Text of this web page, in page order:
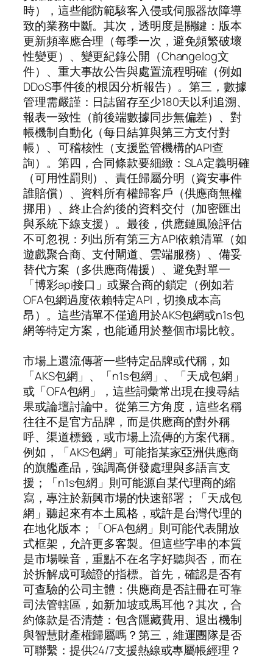
時），這些能防範駭客入侵或伺服器故障導
致的業務中斷。其次，透明度是關鍵：版本
更新頻率應合理（每季一次，避免頻繁破壞
性變更）、變更紀錄公開（Changelog文
件）、重大事故公告與處置流程明確（例如
DDoS事件後的根因分析報告）。第三，數據
管理需嚴謹：日誌留存至少180天以利追溯、
報表一致性（前後端數據同步無偏差）、對
帳機制自動化（每日結算與第三方支付對
帳）、可稽核性（支援監管機構的API查
詢）。第四，合同條款要細緻：SLA定義明確
（可用性罰則）、責任歸屬分明（資安事件
誰賠償）、資料所有權歸客戶（供應商無權
挪用）、終止合約後的資料交付（加密匯出
與系統下線支援）。最後，供應鏈風險評估
不可忽視：列出所有第三方API依賴清單（如
遊戲聚合商、支付閘道、雲端服務）、備妥
替代方案（多供應商備援）、避免對單一
「博彩api接口」或聚合商的鎖定（例如若
OFA包網過度依賴特定API，切換成本高
昂）。這些清單不僅適用於AKS包網或n1s包
網等特定方案，也能通用於整個市場比較。
市場上還流傳著一些特定品牌或代稱，如
「AKS包網」、「n1s包網」、「天成包網」
或「OFA包網」，這些詞彙常出現在搜尋結
果或論壇討論中。從第三方角度，這些名稱
往往不是官方品牌，而是供應商的對外稱
呼、渠道標籤，或市場上流傳的方案代稱。
例如，「AKS包網」可能指某家亞洲供應商
的旗艦產品，強調高併發處理與多語言支
援；「n1s包網」則可能源自某代理商的縮
寫，專注於新興市場的快速部署；「天成包
網」聽起來有本土風格，或許是台灣代理的
在地化版本；「OFA包網」則可能代表開放
式框架，允許更多客製。但這些字串的本質
是市場噪音，重點不在名字好聽與否，而在
於拆解成可驗證的指標。首先，確認是否有
可查驗的公司主體：供應商是否註冊在可靠
司法管轄區，如新加坡或馬耳他？其次，合
約條款是否清楚：包含隱藏費用、退出機制
與智慧財產權歸屬嗎？第三，維運團隊是否
可聯繫：提供24/7支援熱線或專屬帳經理？